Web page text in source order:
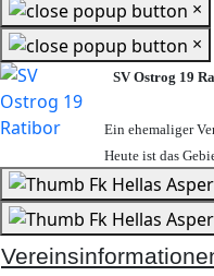
×
×
SV Ostrog 19
Ein ehemaliger
Heute ist das